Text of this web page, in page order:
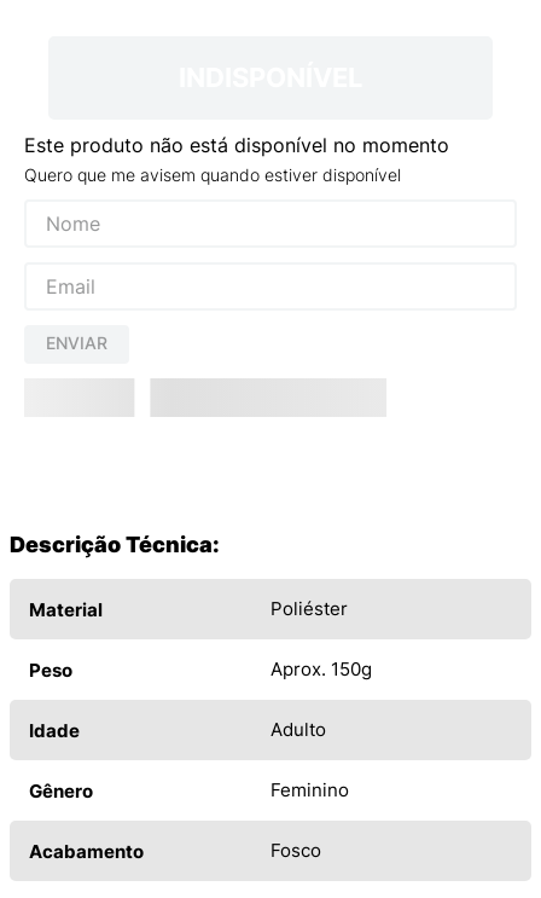
Este produto não está disponível no momento
Quero que me avisem quando estiver disponível
ENVIAR
Descrição Técnica:
Material Poliéster
Peso Aprox. 150g
Idade Adulto
Gênero Feminino
Acabamento Fosco